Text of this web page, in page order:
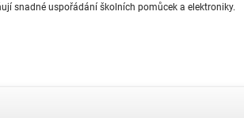
snadné uspořádání školních pomůcek a elektroniky.